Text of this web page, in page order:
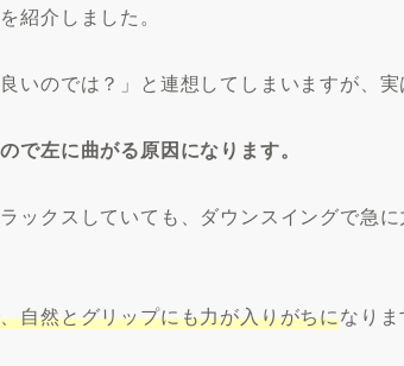
紹介しました。
いのでは？」と連想してしまいますが、実
で左に曲がる原因になります。
ックスしていても、ダウンスイングで急
自然とグリップにも力が入りがちになりま